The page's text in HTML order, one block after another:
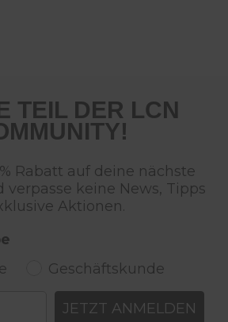
TEIL DER LCN
Rabatt auf deine nächste
verpasse keine News, Tipps
Aktionen.
Geschäftskunde
JETZT ANMELDEN